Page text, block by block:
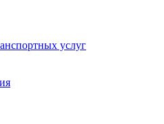
услуг